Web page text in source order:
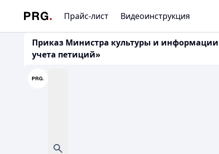
Прайс-лист Видеоинструкция
Приказ Министра культуры и информации
учета петиций»